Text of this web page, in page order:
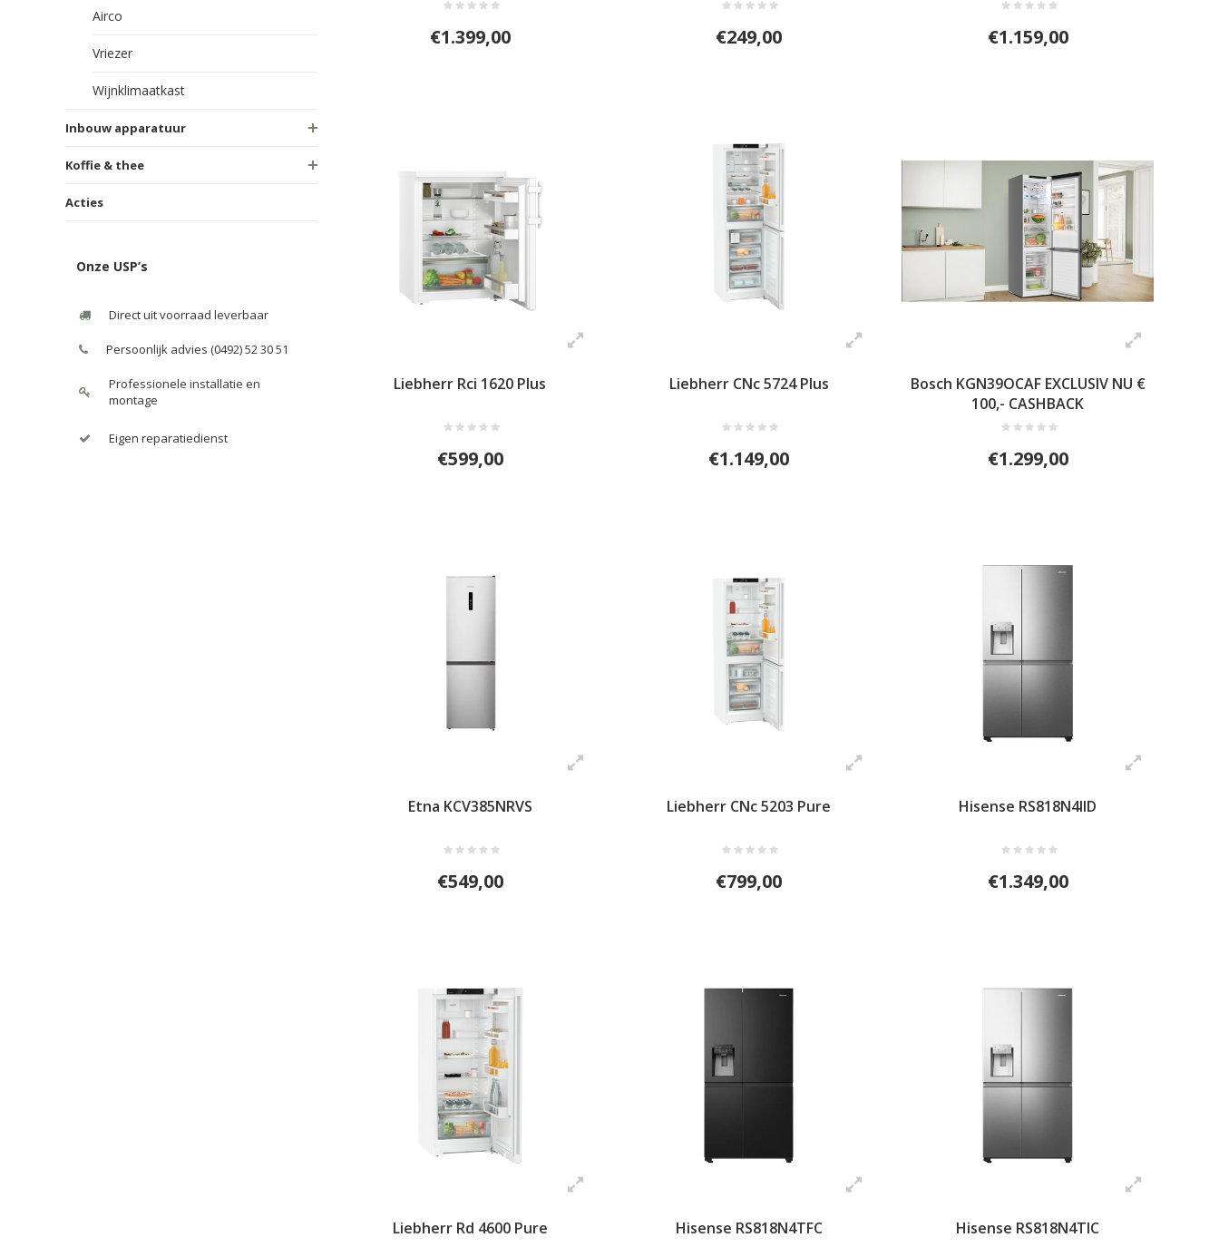
Airco
Vriezer
Wijnklimaatkast
Inbouw apparatuur
Koffie & thee
Acties
Onze USP’s
Direct uit voorraad leverbaar
Persoonlijk advies (0492) 52 30 51
Professionele installatie en
montage
Eigen reparatiedienst
€1.399,00 €249,00 €1.159,00
Liebherr Rci 1620 Plus
€599,00
Liebherr CNc 5724 Plus
€1.149,00
Bosch KGN39OCAF EXCLUSIV NU €
100,- CASHBACK
€1.299,00
Etna KCV385NRVS
€549,00
Liebherr CNc 5203 Pure
€799,00
Hisense RS818N4IID
€1.349,00
Liebherr Rd 4600 Pure Hisense RS818N4TFC Hisense RS818N4TIC